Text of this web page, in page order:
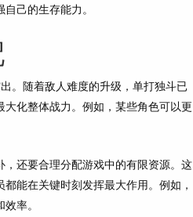
己的生存能力。
。随着敌人难度的升级，单打独斗已
化整体战力。例如，某些角色可以更
还要合理分配游戏中的有限资源。这
能在关键时刻发挥最大作用。例如，
率。